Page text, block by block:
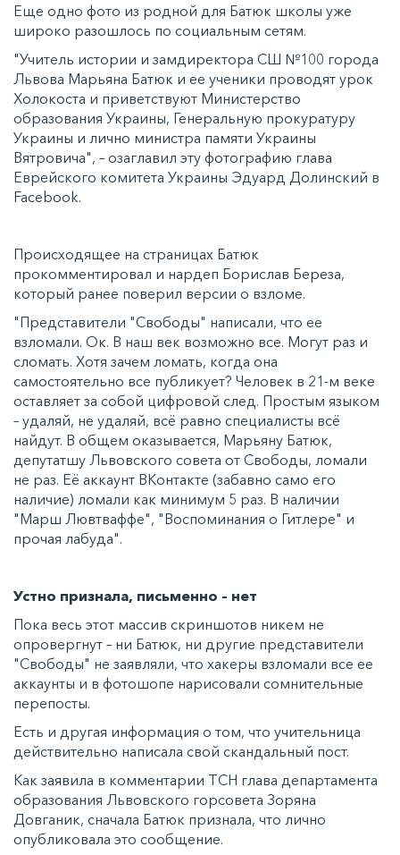
Еще одно фото из родной для Батюк школы уже
широко разошлось по социальным сетям.
"Учитель истории и замдиректора СШ №100 города
Львова Марьяна Батюк и ее ученики проводят урок
Холокоста и приветствуют Министерство
образования Украины, Генеральную прокуратуру
Украины и лично министра памяти Украины
Вятровича", – озаглавил эту фотографию глава
Еврейского комитета Украины Эдуард Долинский в
Facebook.
Происходящее на страницах Батюк
прокомментировал и нардеп Борислав Береза,
который ранее поверил версии о взломе.
"Представители "Свободы" написали, что ее
взломали. Ок. В наш век возможно все. Могут раз и
сломать. Хотя зачем ломать, когда она
самостоятельно все публикует? Человек в 21-м веке
оставляет за собой цифровой след. Простым языком
– удаляй, не удаляй, всё равно специалисты всё
найдут. В общем оказывается, Марьяну Батюк,
депутатшу Львовского совета от Свободы, ломали
не раз. Её аккаунт ВКонтакте (забавно само его
наличие) ломали как минимум 5 раз. В наличии
"Марш Лювтваффе", "Воспоминания о Гитлере" и
прочая лабуда".
Устно признала, письменно – нет
Пока весь этот массив скриншотов никем не
опровергнут – ни Батюк, ни другие представители
"Свободы" не заявляли, что хакеры взломали все ее
аккаунты и в фотошопе нарисовали сомнительные
перепосты.
Есть и другая информация о том, что учительница
действительно написала свой скандальный пост.
Как заявила в комментарии ТСН глава департамента
образования Львовского горсовета Зоряна
Довганик, сначала Батюк признала, что лично
опубликовала это сообщение.